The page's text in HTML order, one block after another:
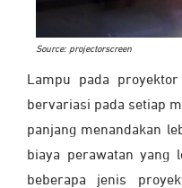
Source: projectorscreen
Lampu pada
bervariasi pada setiap
panjang menandakan
biaya perawatan yang
beberapa jenis